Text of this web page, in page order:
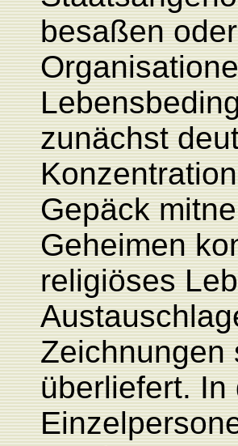
besaßen
zunächst
Gepäck
Geheimen
religiöses
Zeichnungen
überliefert. In